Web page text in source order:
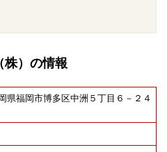
株）の情報
県福岡市博多区中洲５丁目６－２４